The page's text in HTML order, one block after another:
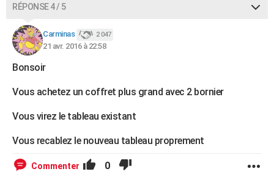
RÉPONSE 4 / 5
Carminas 2 047
21 avr. 2016 à 22:58
Bonsoir
Vous achetez un coffret plus grand avec 2 bornier
Vous virez le tableau existant
Vous recablez le nouveau tableau proprement
Commenter 0